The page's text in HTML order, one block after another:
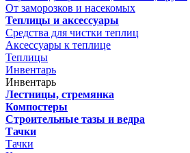
От заморозков и насекомых
Теплицы и аксессуары
Средства для чистки теплиц
Аксессуары к теплице
Теплицы
Инвентарь
Инвентарь
Лестницы, стремянка
Компостеры
Строительные тазы и ведра
Тачки
Тачки